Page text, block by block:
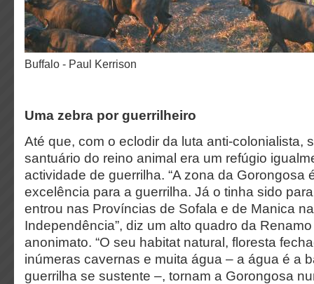
Buffalo - Paul Kerrison
Uma zebra por guerrilheiro
Até que, com o eclodir da luta anti-colonialista,
santuário do reino animal era um refúgio
actividade de guerrilha. “A zona da Gorongosa
excelência para a guerrilha. Já o tinha sido
entrou nas Províncias de Sofala e de Manica
Independência”, diz um alto quadro da
anonimato. “O seu habitat natural, floresta
inúmeras cavernas e muita água – a água é a
guerrilha se sustente –, tornam a Gorongosa